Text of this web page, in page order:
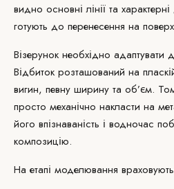
видно основні лінії та
готують до перенесення на
Візерунок необхідно
Відбиток розташований на
вигин, певну ширину та об’єм.
просто механічно накласти на
його впізнаваність і водночас
композицію.
На етапі моделювання